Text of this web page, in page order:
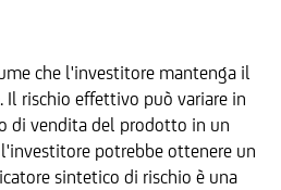
che l'investitore mantenga il
Il rischio effettivo può variare in
di vendita del prodotto in un
potrebbe ottenere un
sintetico di rischio è una